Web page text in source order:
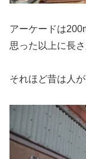
アーケードは
思った以上に長さ
それほど昔は人